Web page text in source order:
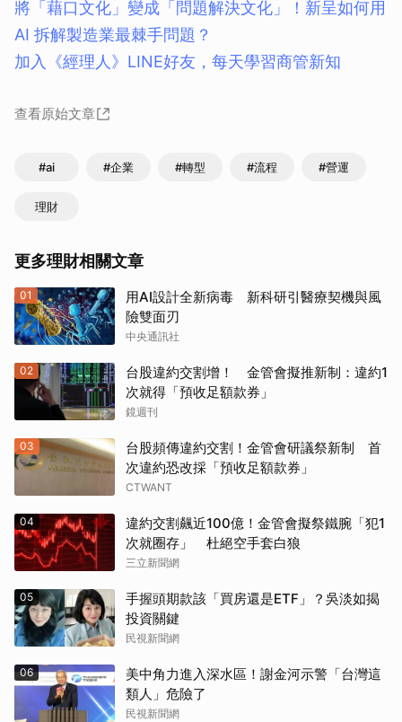
將「藉口文化」變成「問題解決文化」！新呈如何用
AI 拆解製造業最棘手問題？
加入《經理人》LINE好友，每天學習商管新知
查看原始文章
#ai #企業 #轉型 #流程 #營運
理財
更多理財相關文章
01
用AI設計全新病毒 新科研引醫療契機與風
險雙面刃
中央通訊社
02
台股違約交割增！ 金管會擬推新制：違約1
次就得「預收足額款券」
鏡週刊
03
台股頻傳違約交割！金管會研議祭新制 首
次違約恐改採「預收足額款券」
CTWANT
04
違約交割飆近100億！金管會擬祭鐵腕「犯1
次就圈存」 杜絕空手套白狼
三立新聞網
05
手握頭期款該「買房還是ETF」？吳淡如揭
投資關鍵
民視新聞網
06
美中角力進入深水區！謝金河示警「台灣這
類人」危險了
民視新聞網